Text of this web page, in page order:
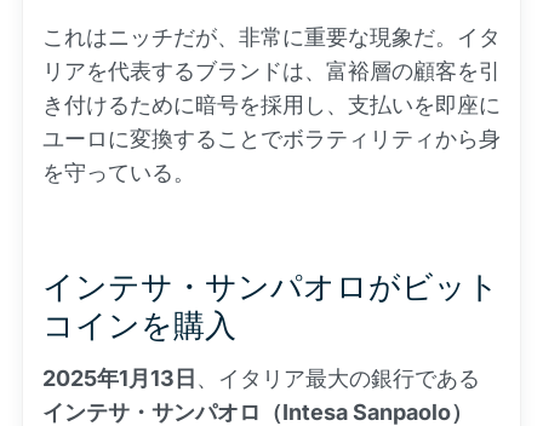
これはニッチだが、非常に重要な現象だ。イタ
リアを代表するブランドは、富裕層の顧客を引
き付けるために暗号を採用し、支払いを即座に
ユーロに変換することでボラティリティから身
を守っている。
インテサ・サンパオロがビット
コインを購入
2025年1月13日 、イタリア最大の銀行である
インテサ・サンパオロ（Intesa Sanpaolo）